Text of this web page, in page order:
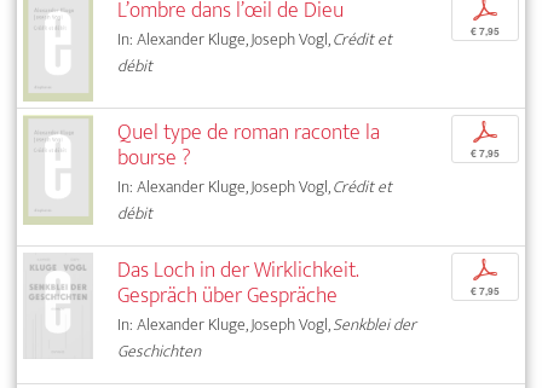
L’ombre dans l’œil de Dieu
In: Alexander Kluge, Joseph Vogl,Crédit et
débit
p
€ 7,95
Quel type de roman raconte la
bourse ?
In: Alexander Kluge, Joseph Vogl,Crédit et
débit
p
€ 7,95
Das Loch in der Wirklichkeit.
Gespräch über Gespräche
In: Alexander Kluge, Joseph Vogl,Senkblei der
Geschichten
p
€ 7,95